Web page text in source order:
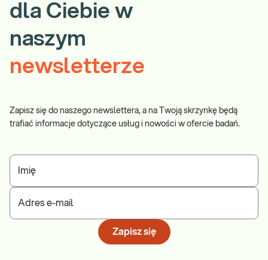
dla Ciebie w
naszym
newsletterze
Zapisz się do naszego newslettera, a na Twoją skrzynkę będą
trafiać informacje dotyczące usług i nowości w ofercie badań.
Imię
Adres e-mail
Zapisz się